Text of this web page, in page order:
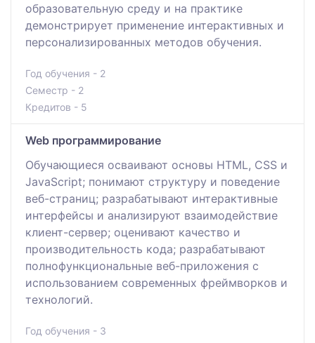
образовательную среду и на практике
демонстрирует применение интерактивных и
персонализированных методов обучения.
Год обучения - 2
Семестр - 2
Кредитов - 5
Web программирование
Обучающиеся осваивают основы HTML, CSS и
JavaScript; понимают структуру и поведение
веб-страниц; разрабатывают интерактивные
интерфейсы и анализируют взаимодействие
клиент-сервер; оценивают качество и
производительность кода; разрабатывают
полнофункциональные веб-приложения с
использованием современных фреймворков и
технологий.
Год обучения - 3